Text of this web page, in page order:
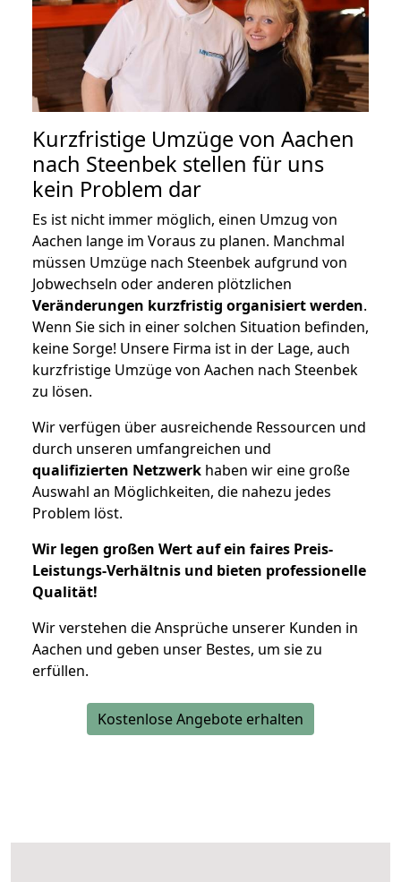
Kurzfristige Umzüge von Aachen
nach Steenbek stellen für uns
kein Problem dar
Es ist nicht immer möglich, einen Umzug von
Aachen lange im Voraus zu planen. Manchmal
müssen Umzüge nach Steenbek aufgrund von
Jobwechseln oder anderen plötzlichen
Veränderungen kurzfristig organisiert werden.
Wenn Sie sich in einer solchen Situation befinden,
keine Sorge! Unsere Firma ist in der Lage, auch
kurzfristige Umzüge von Aachen nach Steenbek
zu lösen.
Wir verfügen über ausreichende Ressourcen und
durch unseren umfangreichen und
qualifizierten Netzwerk haben wir eine große
Auswahl an Möglichkeiten, die nahezu jedes
Problem löst.
Wir legen großen Wert auf ein faires Preis-
Leistungs-Verhältnis und bieten professionelle
Qualität!
Wir verstehen die Ansprüche unserer Kunden in
Aachen und geben unser Bestes, um sie zu
erfüllen.
Kostenlose Angebote erhalten